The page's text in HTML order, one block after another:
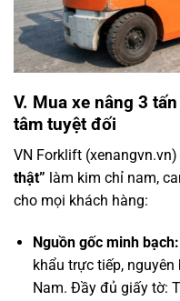
V. Mua xe nâng 3
tâm tuyệt đối
VN Forklift
thật” làm kim chỉ nam,
cho mọi khách hàng:
Nguồn gốc minh bạch:
khẩu trực tiếp,
Nam. Đầy đủ giấy tờ: